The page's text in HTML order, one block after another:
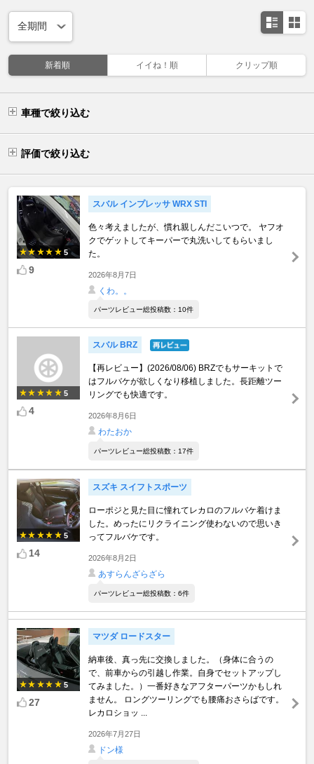
新着順 イイね！順 クリップ順
車種で絞り込む
評価で絞り込む
5
9
スバル インプレッサ WRX STI
色々考えましたが、慣れ親しんだこいつで。 ヤフオ
クでゲットしてキーパーで丸洗いしてもらいまし
た。
2026年8月7日
くわ。。
パーツレビュー総投稿数：10件
5
4
スバル BRZ
【再レビュー】(2026/08/06) BRZでもサーキットで
はフルバケが欲しくなり移植しました。長距離ツー
リングでも快適です。
2026年8月6日
わたおか
パーツレビュー総投稿数：17件
5
14
スズキ スイフトスポーツ
ローポジと見た目に憧れてレカロのフルバケ着けま
した。めったにリクライニング使わないので思いき
ってフルバケです。
2026年8月2日
あすらんざらざら
パーツレビュー総投稿数：6件
5
27
マツダ ロードスター
納車後、真っ先に交換しました。（身体に合うの
で、前車からの引越し作業。自身でセットアップし
てみました。）一番好きなアフターパーツかもしれ
ません。 ロングツーリングでも腰痛おさらばです。
レカロショッ ...
2026年7月27日
ドン様